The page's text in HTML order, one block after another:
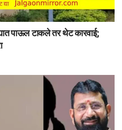
पाऊल टाकले तर थेट कारवाई;